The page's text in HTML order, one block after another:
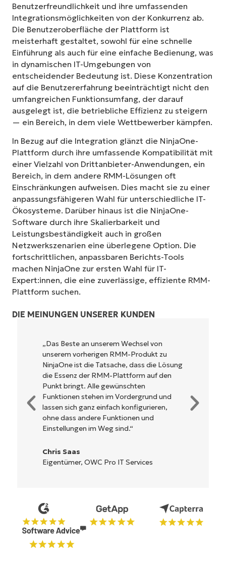
Benutzerfreundlichkeit und ihre umfassenden
Integrationsmöglichkeiten von der Konkurrenz ab.
Die Benutzeroberfläche der Plattform ist
meisterhaft gestaltet, sowohl für eine schnelle
Einführung als auch für eine einfache Bedienung, was
in dynamischen IT-Umgebungen von
entscheidender Bedeutung ist. Diese Konzentration
auf die Benutzererfahrung beeinträchtigt nicht den
umfangreichen Funktionsumfang, der darauf
ausgelegt ist, die betriebliche Effizienz zu steigern
— ein Bereich, in dem viele Wettbewerber kämpfen.
In Bezug auf die Integration glänzt die NinjaOne-
Plattform durch ihre umfassende Kompatibilität mit
einer Vielzahl von Drittanbieter-Anwendungen, ein
Bereich, in dem andere RMM-Lösungen oft
Einschränkungen aufweisen. Dies macht sie zu einer
anpassungsfähigeren Wahl für unterschiedliche IT-
Ökosysteme. Darüber hinaus ist die NinjaOne-
Software durch ihre Skalierbarkeit und
Leistungsbeständigkeit auch in großen
Netzwerkszenarien eine überlegene Option. Die
fortschrittlichen, anpassbaren Berichts-Tools
machen NinjaOne zur ersten Wahl für IT-
Expert:innen, die eine zuverlässige, effiziente RMM-
Plattform suchen.
DIE MEINUNGEN UNSERER KUNDEN
NinjaOne ist unglaublich leicht zu
und kombiniert ein schnelles Interface mit
leistungsstarken Funktionen im Backend.
Es muss nicht erst kompliziert
werden und verzichtet auf eine komplexe
Steuerung. Alle Optionen und Tools sind
klar beschrieben, einfach zu verstehen und
die Benutzeroberfläche ist leicht zu
bedienen.
Reiffenberger.NET Technology Solutions